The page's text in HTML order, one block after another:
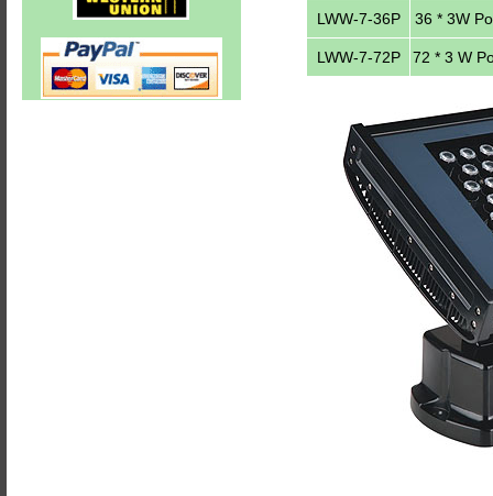
LWW-7-36P 36 * 3W
LWW-7-72P 72 * 3 W